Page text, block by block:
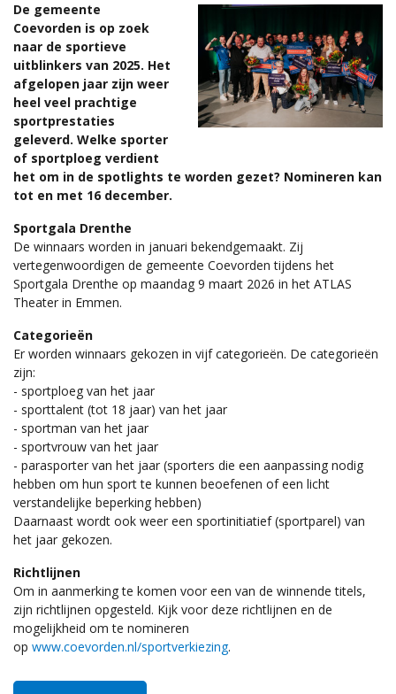
De gemeente
Coevorden is op zoek
naar de sportieve
uitblinkers van 2025. Het
afgelopen jaar zijn weer
heel veel prachtige
sportprestaties
geleverd. Welke sporter
of sportploeg verdient
het om in de spotlights te worden gezet? Nomineren kan
tot en met 16 december.
Sportgala Drenthe
De winnaars worden in januari bekendgemaakt. Zij
vertegenwoordigen de gemeente Coevorden tijdens het
Sportgala Drenthe op maandag 9 maart 2026 in het ATLAS
Theater in Emmen.
Categorieën
Er worden winnaars gekozen in vijf categorieën. De categorieën
zijn:
- sportploeg van het jaar
- sporttalent (tot 18 jaar) van het jaar
- sportman van het jaar
- sportvrouw van het jaar
- parasporter van het jaar (sporters die een aanpassing nodig
hebben om hun sport te kunnen beoefenen of een licht
verstandelijke beperking hebben)
Daarnaast wordt ook weer een sportinitiatief (sportparel) van
het jaar gekozen.
Richtlijnen
Om in aanmerking te komen voor een van de winnende titels,
zijn richtlijnen opgesteld. Kijk voor deze richtlijnen en de
mogelijkheid om te nomineren
op www.coevorden.nl/sportverkiezing.